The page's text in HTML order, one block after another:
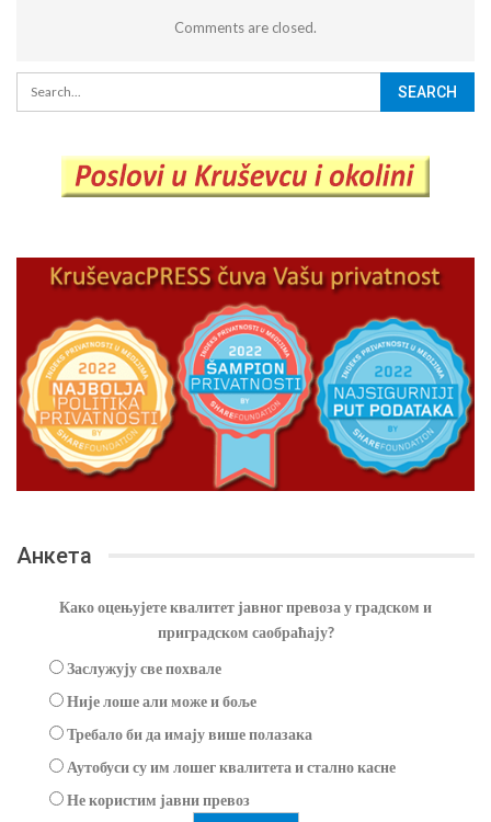
Comments are closed.
Анкета
Како оцењујете квалитет јавног превоза у градском и
приградском саобраћају?
Заслужују све похвале
Није лоше али може и боље
Требало би да имају више полазака
Аутобуси су им лошег квалитета и стално касне
Не користим јавни превоз